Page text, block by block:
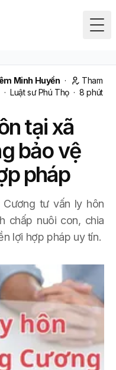
Minh Huyền ·
Tham
·Luật sư Phú Thọ ·8 phút
tại xã
bảo vệ
pháp
tư vấn ly hôn
chấp nuôi con, chia
lợi hợp pháp uy tín.